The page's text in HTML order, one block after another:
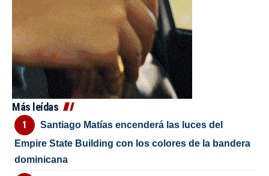
Más leídas
Santiago Matías encenderá las luces del
Empire State Building con los colores de la bandera
dominicana